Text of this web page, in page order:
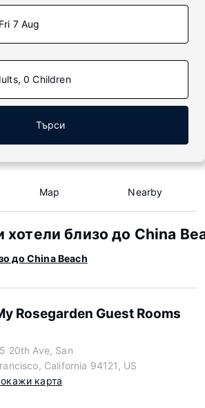
7 Aug
0 Children
Търси
Map Nearby
хотели близо до China
до China Beach
Rosegarden Guest Rooms
20th Ave, San
California 94121, US
карта